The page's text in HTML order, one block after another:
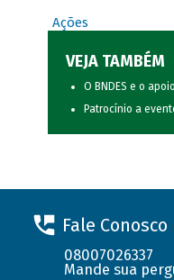
Ações
VEJA TAMBÉM
O BNDES e o
Patrocínio a
Fale Conosco
08007026337
Mande sua